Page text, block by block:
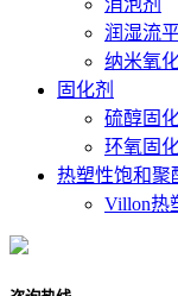
消泡剂
润湿流
纳米氧
固化剂
硫醇固
环氧固
热塑性饱和聚
Villon热